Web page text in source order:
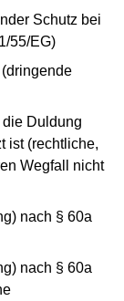
Schutz bei
55/EG)
die Duldung
ist (rechtliche,
Wegfall nicht
nach § 60a
nach § 60a